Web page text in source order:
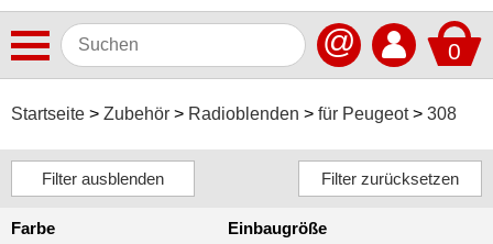
0
@
Startseite Zubehör Radioblenden für Peugeot 308
Autoradios
Dashcams
Elektromobilität
Farbe
Einbaugröße